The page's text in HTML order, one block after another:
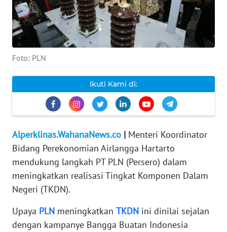
Foto: PLN
Ikuti Kami di:
Alperklinas.WahanaNews.co | Menteri Koordinator
Bidang Perekonomian Airlangga Hartarto
mendukung langkah PT PLN (Persero) dalam
meningkatkan realisasi Tingkat Komponen Dalam
Negeri (TKDN).
Upaya PLN meningkatkan TKDN ini dinilai sejalan
dengan kampanye Bangga Buatan Indonesia
KONTAK
KAMI
INFO
IKLAN
KAMI
PEDOMAN
SIBER
REDAKSI
KARIR
DISCLAIMER